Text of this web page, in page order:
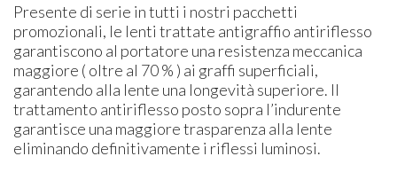
Presente di serie in tutti i nostri pacchetti
promozionali, le lenti trattate antigraffio antiriflesso
garantiscono al portatore una resistenza meccanica
maggiore ( oltre al 70 % ) ai graffi superficiali,
garantendo alla lente una longevità superiore. Il
trattamento antiriflesso posto sopra l’indurente
garantisce una maggiore trasparenza alla lente
eliminando definitivamente i riflessi luminosi.